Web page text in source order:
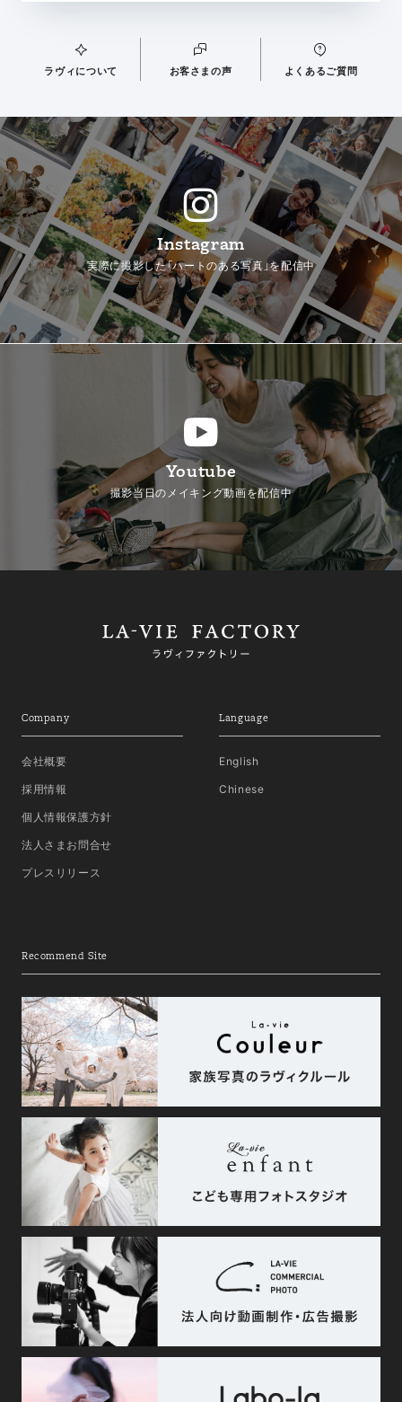
ラヴィについて お客さまの声 よくあるご質問
Instagram
実際に撮影した「ハートのある写真」を配信中
Youtube
撮影当日のメイキング動画を配信中
Company
会社概要
採用情報
個人情報保護方針
法人さまお問合せ
プレスリリース
Language
English
Chinese
Recommend Site